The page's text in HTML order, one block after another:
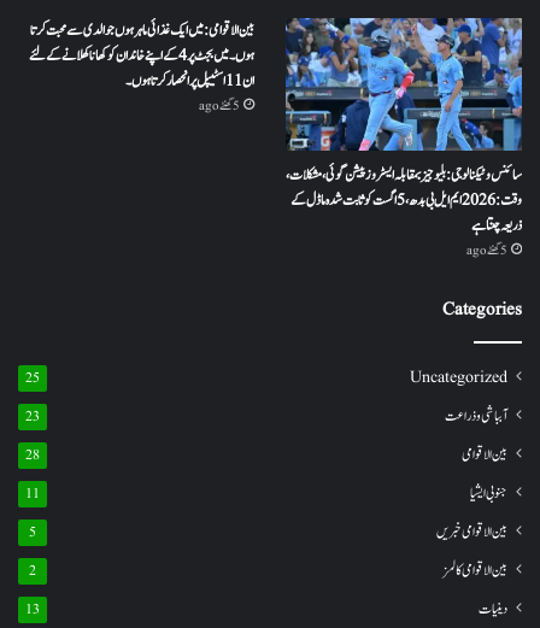
سائنس و ٹیکنالوجی: بلیو جیز بمقابلہ ایسٹروز پیشن گوئی، مشکلات،
وقت: 2026 ایم ایل بی بدھ، 5 اگست کو ثابت شدہ ماڈل کے
ذریعہ چنتا ہے
5 گھنٹے ago
بین الاقوامی: میں ایک غذائی ماہر ہوں جو الدی سے محبت کرتا
ہوں ۔ میں بجٹ پر 4 کے اپنے خاندان کو کھانا کھلانے کے لئے
ان 11 اسٹیپل پر انحصار کرتا ہوں ۔
5 گھنٹے ago
Categories
Uncategorized
25
آبباشی وذراعت 23
بین الاقوامی 28
جنوبی ایشیا 11
بین الاقوامی خبریں 5
بین الاقوامی کالمز 2
دینیات 13